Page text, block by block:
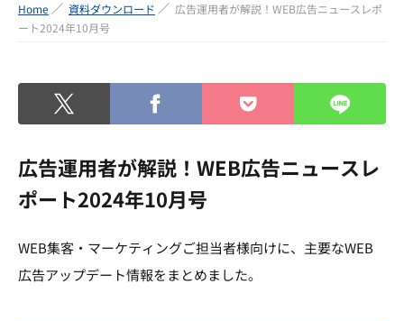
Home 資料ダウンロード
広告運用者が解説！WEB広告ニュースレポ
ート2024年10月号
広告運用者が解説！WEB広告ニュースレ
ポート2024年10月号
WEB集客・マーケティングご担当者様向けに、主要なWEB
広告アップデート情報をまとめました。